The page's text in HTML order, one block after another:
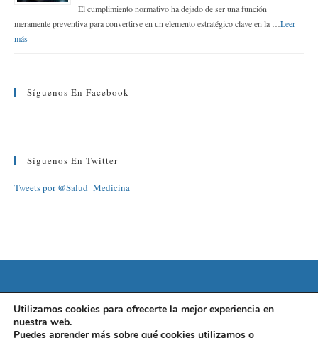
El cumplimiento normativo ha dejado de ser una función
meramente preventiva para convertirse en un elemento estratégico clave en la … Leer
más
Síguenos En Facebook
Síguenos En Twitter
Tweets por @Salud_Medicina
©2022 FUNDACIÓN BARCELONA SALUD
AVISO LEGAL|POLÍTICA DE PRIVACIDAD|POLÍTICA DE
Utilizamos cookies para ofrecerte la mejor experiencia en
nuestra web.
Puedes aprender más sobre qué cookies utilizamos o